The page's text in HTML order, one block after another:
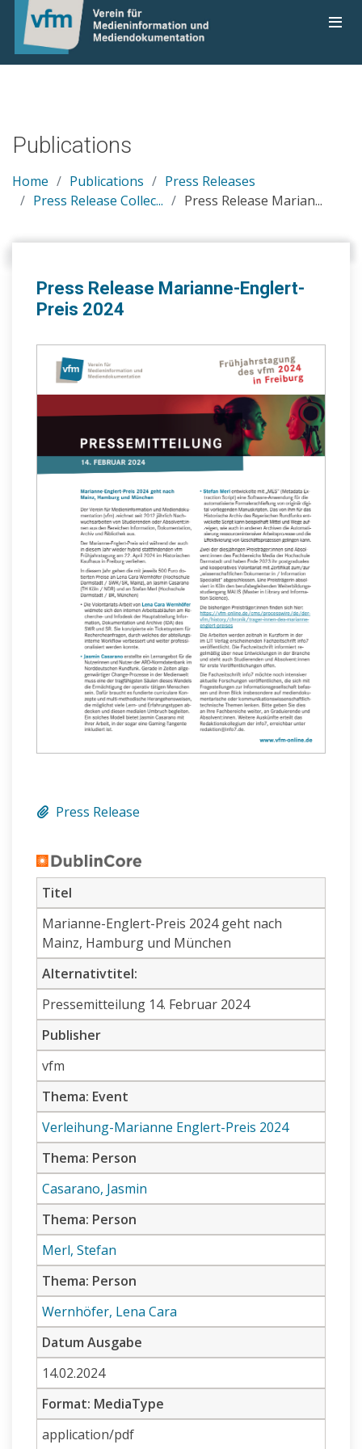
Publications
Home Publications
Press Releases
Press Release Collec...
Press Release Marian...
Press Release Marianne-Englert-
Preis 2024
Press Release
Titel
Marianne-Englert-Preis 2024 geht nach
Mainz, Hamburg und München
Alternativtitel:
Pressemitteilung 14. Februar 2024
Publisher
vfm
Thema: Event
Verleihung-Marianne Englert-Preis 2024
Thema: Person
Casarano, Jasmin
Thema: Person
Merl, Stefan
Thema: Person
Wernhöfer, Lena Cara
Datum Ausgabe
14.02.2024
Format: MediaType
application/pdf